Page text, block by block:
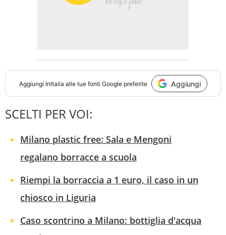
Aggiungi InItalia alle tue fonti Google preferite Aggiungi
SCELTI PER VOI:
Milano plastic free: Sala e Mengoni
regalano borracce a scuola
Riempi la borraccia a 1 euro, il caso in un
chiosco in Liguria
Caso scontrino a Milano: bottiglia d'acqua